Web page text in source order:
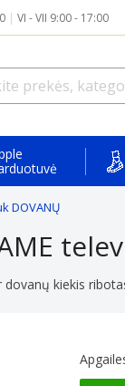
| VI - VII 9:00 - 17:00
DOVANŲ
kiekis